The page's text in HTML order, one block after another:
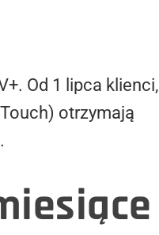
Od 1 lipca klienci,
otrzymają